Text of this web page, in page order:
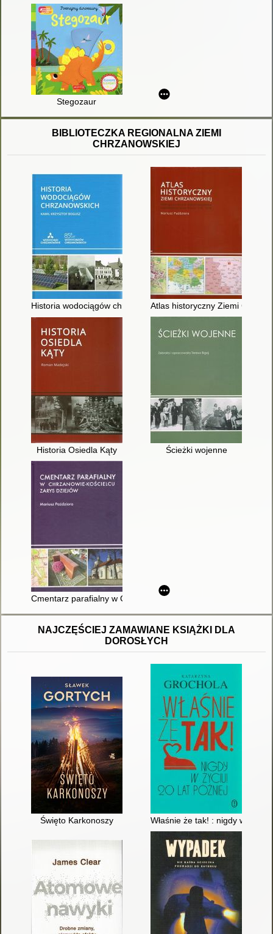
Stegozaur
BIBLIOTECZKA REGIONALNA ZIEMI
CHRZANOWSKIEJ
Historia wodociągów chrzanowskichAtlas historyczny Ziemi
Historia Osiedla Kąty Ścieżki wojenne
Cmentarz parafialny w Chrzanowie-Kościelcu : zarys dziejów
NAJCZĘŚCIEJ ZAMAWIANE KSIĄŻKI DLA
DOROSŁYCH
Święto Karkonoszy Właśnie że tak! : nigdy w